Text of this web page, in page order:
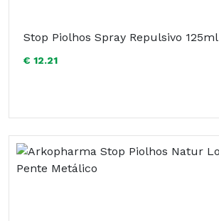
Stop Piolhos Spray Repulsivo 125ml
€ 12.21